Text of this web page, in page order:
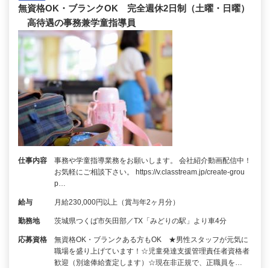
無資格OK・ブランクOK 完全週休2日制（土曜・日曜）
高待遇の事務兼学童指導員
仕事内容
事務や学童指導業務をお願いします。 会社紹介動画配信中！
お気軽にご相談下さい。 https://v.classtream.jp/create-grou
p…
給与 月給230,000円以上（賞与年2ヶ月分）
勤務地 茨城県つくば市矢田部／TX「みどりの駅」より車4分
応募資格
無資格OK・ブランクある方もOK ★男性スタッフが元気に
職場を盛り上げています！☆児童発達支援管理責任者資格者
歓迎（別途俸給査定します）☆現在非正規で、正職員を…